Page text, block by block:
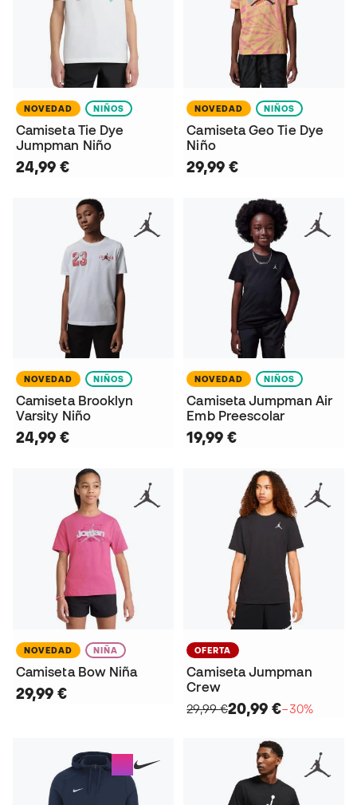
NOVEDAD NIÑOS
Camiseta Tie Dye
Jumpman Niño
24,99 €
NOVEDAD NIÑOS
Camiseta Geo Tie Dye
Niño
29,99 €
NOVEDAD NIÑOS
Camiseta Brooklyn
Varsity Niño
24,99 €
NOVEDAD NIÑOS
Camiseta Jumpman Air
Emb Preescolar
19,99 €
NOVEDAD NIÑA
Camiseta Bow Niña
29,99 €
OFERTA
Camiseta Jumpman
Crew
29,99 €20,99 €−30%